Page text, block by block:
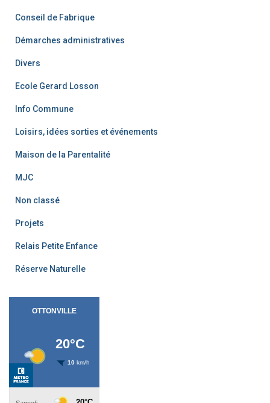
Conseil de Fabrique
Démarches administratives
Divers
Ecole Gerard Losson
Info Commune
Loisirs, idées sorties et événements
Maison de la Parentalité
MJC
Non classé
Projets
Relais Petite Enfance
Réserve Naturelle